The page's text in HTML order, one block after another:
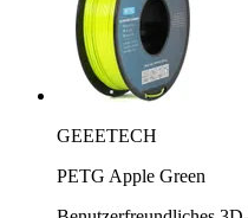
GEEETECH
PETG Apple Green